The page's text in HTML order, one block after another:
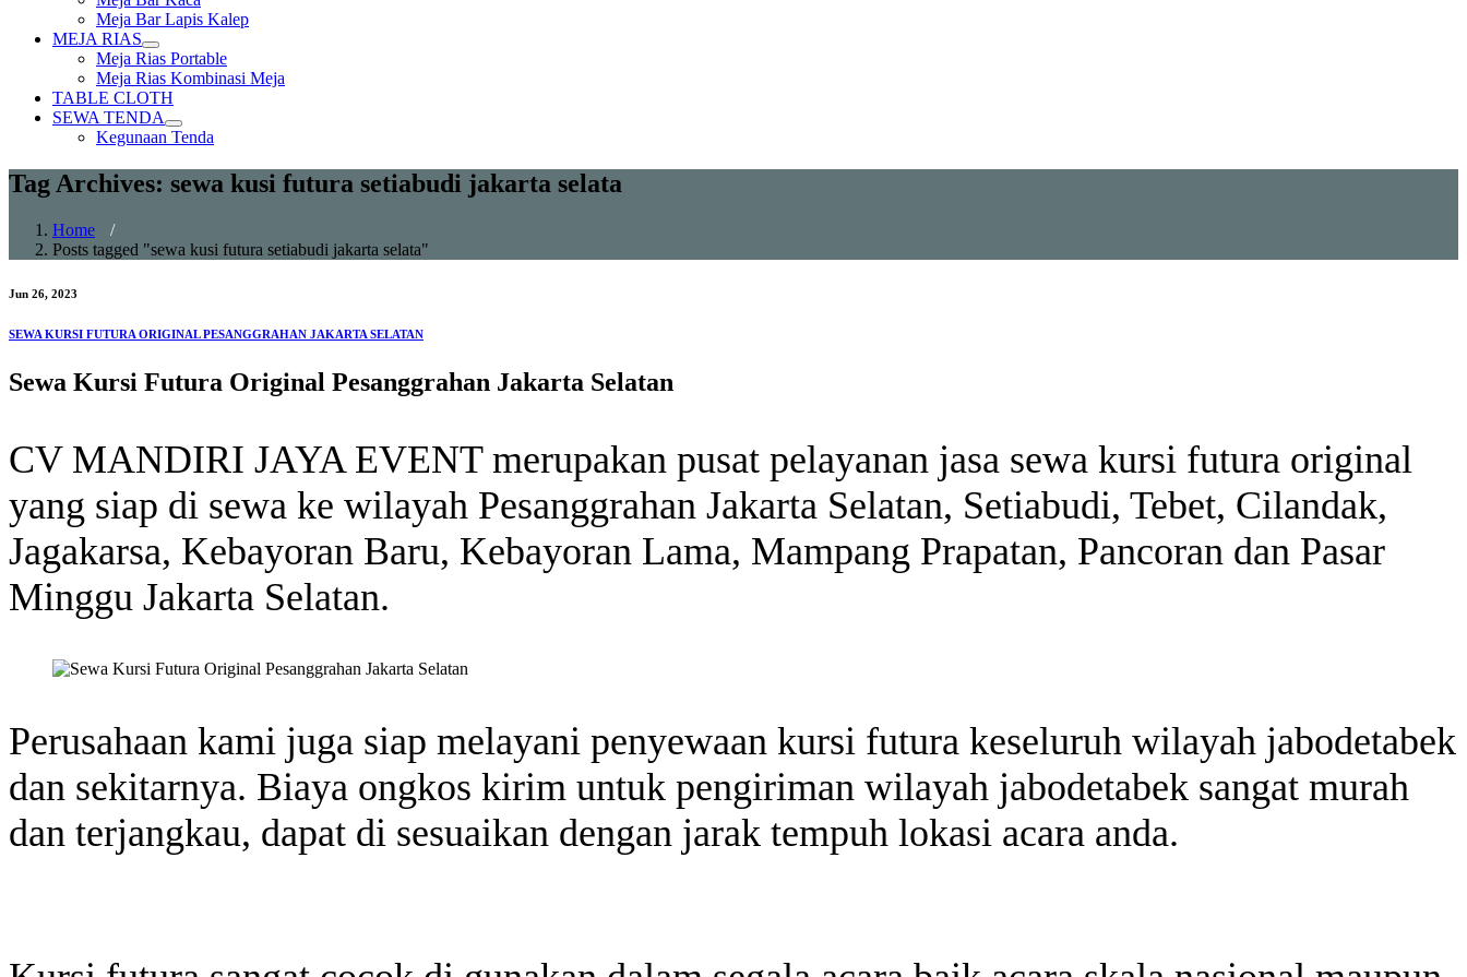
sub
menu
Meja Bar Lapis Kalep
MEJA RIAS
Show
sub
menu
Meja Rias Portable
Meja Rias Kombinasi Meja
TABLE CLOTH
SEWA TENDA
Show
sub
Kegunaan Tenda
Tag Archives: sewa kusi futura setiabudi jakarta selata
Home
/
Posts tagged "sewa kusi futura setiabudi jakarta selata"
Jun 26, 2023
SEWA KURSI FUTURA ORIGINAL PESANGGRAHAN JAKARTA SELATAN
Sewa Kursi Futura Original Pesanggrahan Jakarta Selatan
CV MANDIRI JAYA EVENT merupakan pusat pelayanan jasa sewa kursi futura original
yang siap di sewa ke wilayah Pesanggrahan Jakarta Selatan, Setiabudi, Tebet, Cilandak,
Jagakarsa, Kebayoran Baru, Kebayoran Lama, Mampang Prapatan, Pancoran dan Pasar
Minggu Jakarta Selatan.
Perusahaan kami juga siap melayani penyewaan kursi futura keseluruh wilayah jabodetabek
dan sekitarnya. Biaya ongkos kirim untuk pengiriman wilayah jabodetabek sangat murah
dan terjangkau, dapat di sesuaikan dengan jarak tempuh lokasi acara anda.